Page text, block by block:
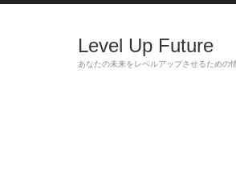
Level Up Future
あなたの未来をレベルアップさせるための